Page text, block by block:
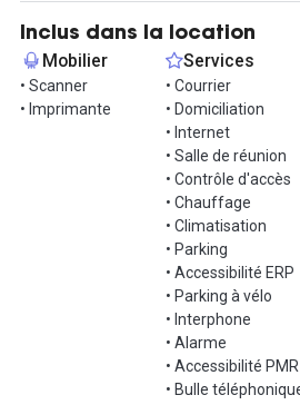
qu'à quelques minutes de la place
Dieu en métro.
N'attendez plus pour découvrir vos
Inclus dans la location
Mobilier
• Scanner
• Imprimante
Services
• Courrier
• Domiciliation
• Internet
• Salle de réunion
• Contrôle d'accès
• Chauffage
• Climatisation
• Parking
• Accessibilité ERP
• Parking à vélo
• Interphone
• Alarme
• Accessibilité PMR
• Bulle